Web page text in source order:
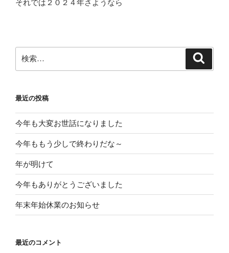
それでは２０２４年さようなら
索:
最近の投稿
今年も大変お世話になりました
今年ももう少しで終わりだな～
年が明けて
今年もありがとうございました
年末年始休業のお知らせ
最近のコメント